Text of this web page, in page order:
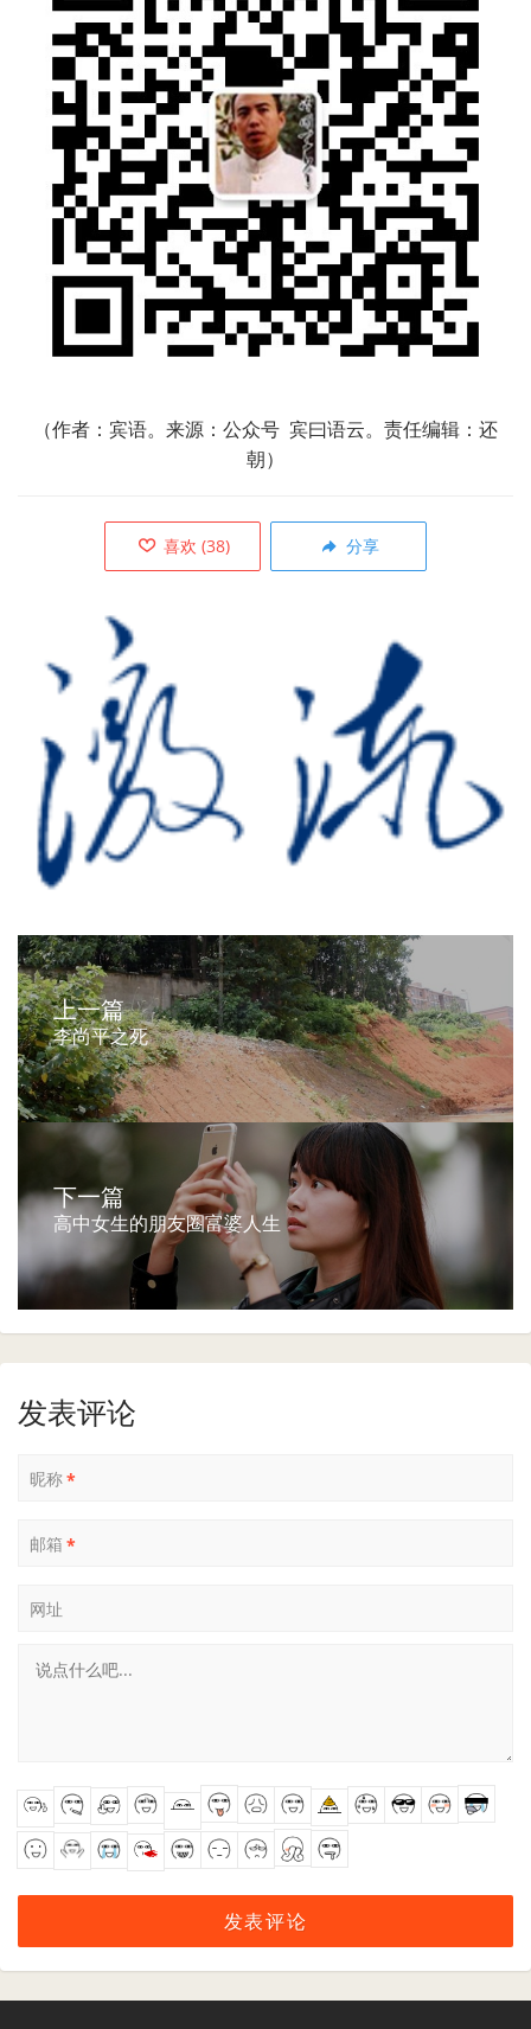
（作者：宾语。来源：公众号 宾曰语云。责任编辑：还
朝）
喜欢 (38) 分享
上一篇
李尚平之死
下一篇
高中女生的朋友圈富婆人生
发表评论
昵称*
邮箱 *
网址